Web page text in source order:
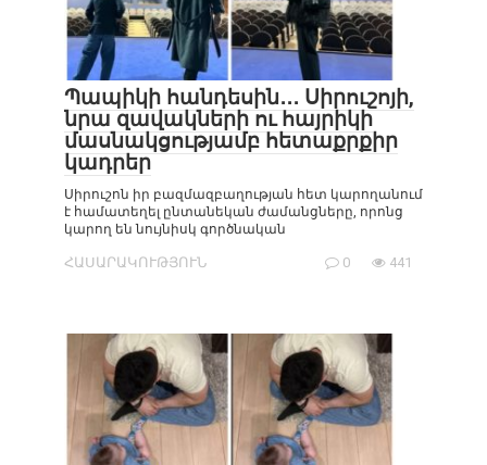
Պապիկի հանդեսին․․․ Սիրուշոյի,
նրա զավակների ու հայրիկի
մասնակցությամբ հետաքրքիր
կադրեր
Սիրուշոն իր բազմազբաղության հետ կարողանում
է համատեղել ընտանեկան ժամանցները, որոնց
կարող են նույնիսկ գործնական
ՀԱՍԱՐԱԿՈՒԹՅՈՒՆ 0 441